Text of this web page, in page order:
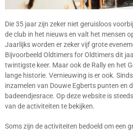
Die 35 jaar zijn zeker niet geruisloos
de club in het nieuws en valt het mensen
Jaarlijks worden er zeker vijf grote
Bijvoorbeeld Oldtimers for Oldtimers dit
twintigste keer. Maar ook de Rally en het
lange historie. Vernieuwing is er ook.
inzamelen van Douwe Egberts punten en
badeendjesrace. Op deze website is
van de activiteiten te bekijken.
Soms zijn de activiteiten bedoeld om een